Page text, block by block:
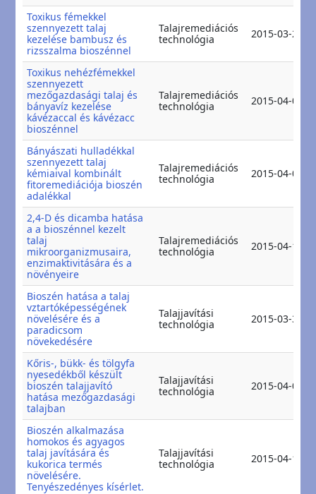
Toxikus fémekkel
szennyezett talaj
kezelése bambusz és
rizsszalma bioszénnel
Talajremediációs
technológia
2015-03-27
Toxikus nehézfémekkel
szennyezett
mezőgazdasági talaj és
bányavíz kezelése
kávézaccal és kávézacc
bioszénnel
Talajremediációs
technológia
2015-04-02
Bányászati hulladékkal
szennyezett talaj
kémiaival kombinált
fitoremediációja bioszén
adalékkal
Talajremediációs
technológia
2015-04-09
2,4-D és dicamba hatása
a a bioszénnel kezelt
talaj
mikroorganizmusaira,
enzimaktivitására és a
növényeire
Talajremediációs
technológia
2015-04-15
Bioszén hatása a talaj
vztartóképességének
növelésére és a
paradicsom
növekedésére
Talajjavítási
technológia
2015-03-30
Kőris-, bükk- és tölgyfa
nyesedékből készült
bioszén talajjavító
hatása mezőgazdasági
talajban
Talajjavítási
technológia
2015-04-09
Bioszén alkalmazása
homokos és agyagos
talaj javítására és
kukorica termés
növelésére.
Tenyészedényes kísérlet.
Talajjavítási
technológia
2015-04-11